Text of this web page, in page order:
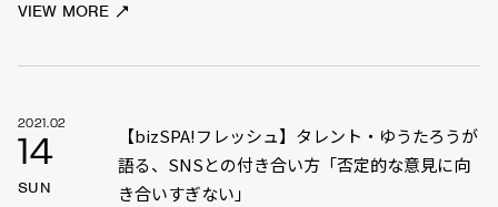
VIEW MORE
2021.02
14
SUN
【bizSPA!フレッシュ】タレント・ゆうたろうが
語る、SNSとの付き合い方「否定的な意見に向
き合いすぎない」